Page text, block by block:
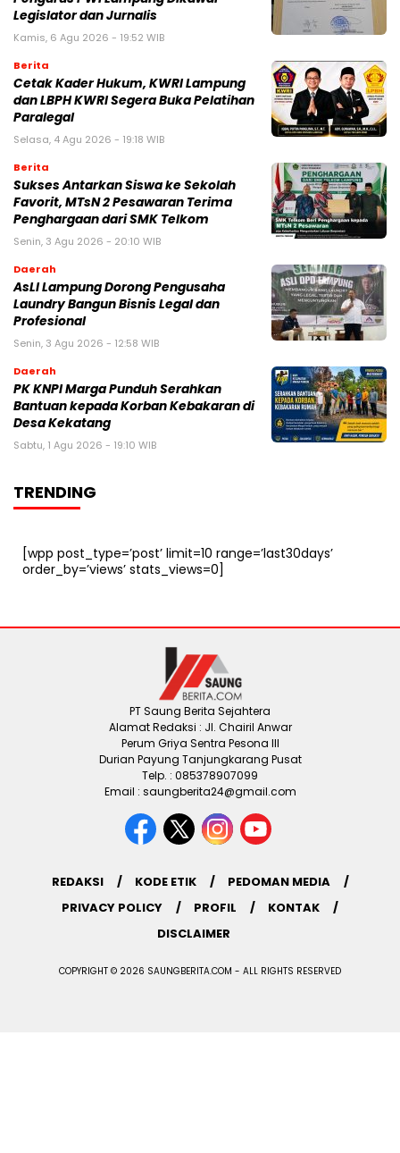
Legislator dan Jurnalis
Kamis, 6 Agu 2026 - 19:52 WIB
Berita
Cetak Kader Hukum, KWRI Lampung
dan LBPH KWRI Segera Buka Pelatihan
Paralegal
Selasa, 4 Agu 2026 - 19:18 WIB
Berita
Sukses Antarkan Siswa ke Sekolah
Favorit, MTsN 2 Pesawaran Terima
Penghargaan dari SMK Telkom
Senin, 3 Agu 2026 - 20:10 WIB
Daerah
AsLI Lampung Dorong Pengusaha
Laundry Bangun Bisnis Legal dan
Profesional
Senin, 3 Agu 2026 - 12:58 WIB
Daerah
PK KNPI Marga Punduh Serahkan
Bantuan kepada Korban Kebakaran di
Desa Kekatang
Sabtu, 1 Agu 2026 - 19:10 WIB
TRENDING
[wpp post_type=’post’ limit=10 range=’last30days’
order_by=’views’ stats_views=0]
PT Saung Berita Sejahtera
Alamat Redaksi : Jl. Chairil Anwar
Perum Griya Sentra Pesona III
Durian Payung Tanjungkarang Pusat
Telp. : 085378907099
Email : saungberita24@gmail.com
REDAKSI KODE ETIK
PEDOMAN MEDIA
PRIVACY POLICY
PROFIL
KONTAK
DISCLAIMER
COPYRIGHT © 2026 SAUNGBERITA.COM - ALL RIGHTS RESERVED